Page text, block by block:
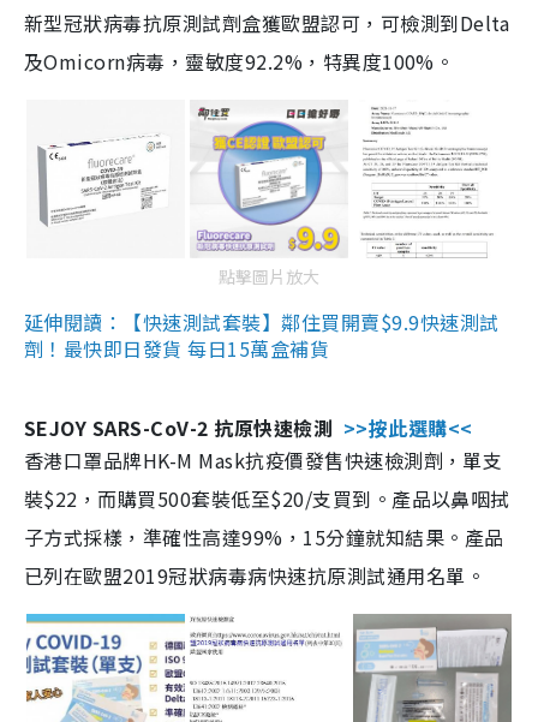
新型冠狀病毒抗原測試劑盒獲歐盟認可，可檢測到Delta
及Omicorn病毒，靈敏度92.2%，特異度100%。
點擊圖片放大
延伸閱讀：【快速測試套裝】鄰住買開賣$9.9快速測試
劑！最快即日發貨 每日15萬盒補貨
SEJOY SARS-CoV-2 抗原快速檢測 >>按此選購<<
香港口罩品牌HK-M Mask抗疫價發售快速檢測劑，單支
裝$22，而購買500套裝低至$20/支買到。產品以鼻咽拭
子方式採樣，準確性高達99%，15分鐘就知結果。產品
已列在歐盟2019冠狀病毒病快速抗原測試通用名單。